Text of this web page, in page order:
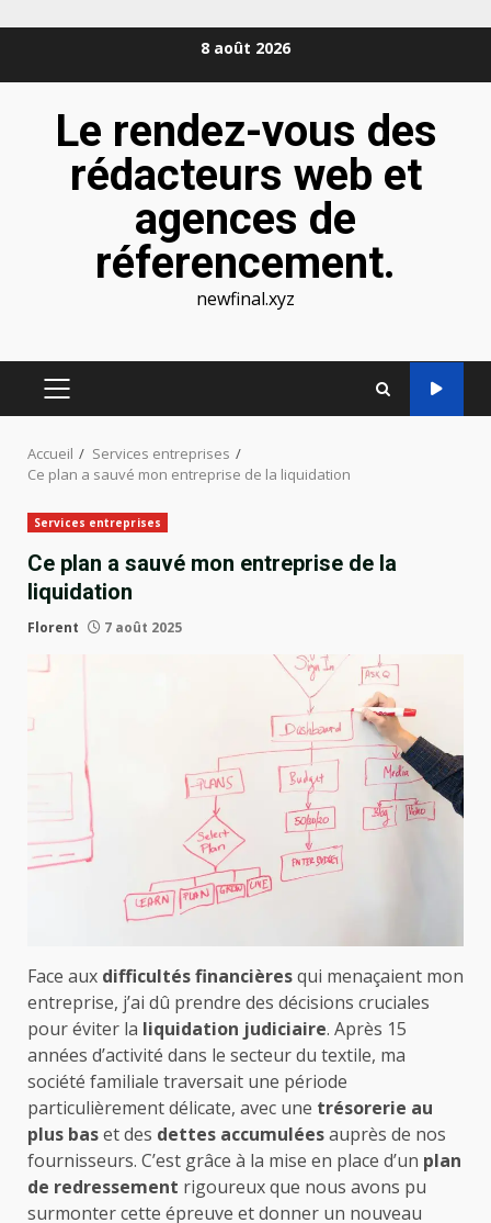
8 août 2026
Le rendez-vous des
rédacteurs web et
agences de
réferencement.
newfinal.xyz
MENU
Accueil
Services entreprises
Ce plan a sauvé mon entreprise de la liquidation
Services entreprises
Ce plan a sauvé mon entreprise de la
liquidation
Florent 7 août 2025
Face aux difficultés financièresqui menaçaient mon
entreprise, j’ai dû prendre des décisions cruciales
pour éviter la liquidation judiciaire. Après 15
années d’activité dans le secteur du textile, ma
société familiale traversait une période
particulièrement délicate, avec une trésorerie au
plus baset des dettes accumuléesauprès de nos
fournisseurs. C’est grâce à la mise en place d’un plan
de redressement rigoureux que nous avons pu
surmonter cette épreuve et donner un nouveau